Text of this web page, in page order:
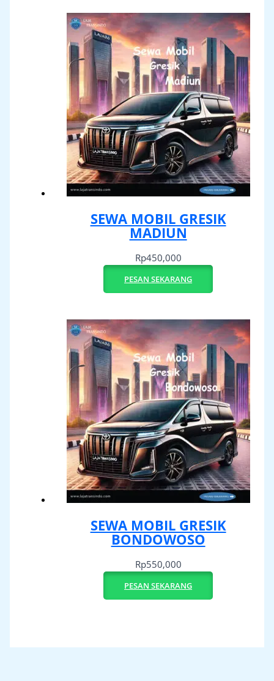
SEWA MOBIL GRESIK
MADIUN
Rp450,000
PESAN SEKARANG
SEWA MOBIL GRESIK
BONDOWOSO
Rp550,000
PESAN SEKARANG